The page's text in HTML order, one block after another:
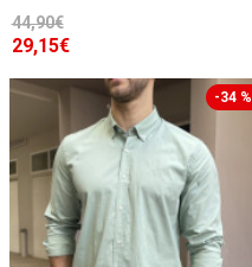
29,15€
44,90€
-34 %